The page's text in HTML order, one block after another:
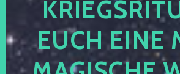
EUCH EINE